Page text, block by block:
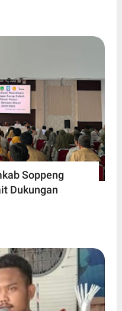
Soppeng
Dukungan